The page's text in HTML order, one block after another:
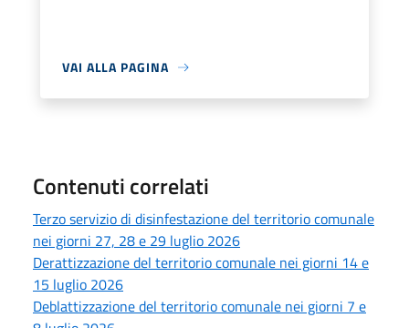
VAI ALLA PAGINA
Contenuti correlati
Terzo servizio di disinfestazione del territorio comunale
nei giorni 27, 28 e 29 luglio 2026
Derattizzazione del territorio comunale nei giorni 14 e
15 luglio 2026
Deblattizzazione del territorio comunale nei giorni 7 e